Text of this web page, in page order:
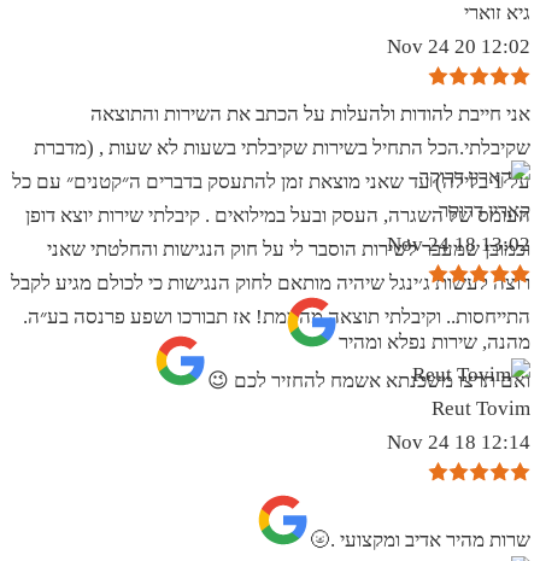
גיא זוארי
12:02 20 Nov 24
אני חייבת להודות ולהעלות על הכתב את השירות והתוצאה
שקיבלתי.הכל התחיל בשירות שקיבלתי בשעות לא שעות , (מדברת
על 1 בלילה) עד שאני מוצאת זמן להתעסק בדברים ה״קטנים״ עם כל
העומס של השגרה, העסק ובעל במילואים . קיבלתי שירות יוצא דופן
וכמובן שמעבר לשירות הוסבר לי על חוק הנגישות והחלטתי שאני
רוצה לעשות ג׳ינגל שיהיה מותאם לחוק הנגישות כי לכולם מגיע לקבל
התייחסות.. וקיבלתי תוצאה מהממת! אז תבורכו ושפע פרנסה בע״ה.
ואם תרצו משכנתא אשמח להחזיר לכם 😉
קארין דרוקר
13:02 18 Nov 24
מהנה, שירות נפלא ומהיר
Reut Tovim
12:14 18 Nov 24
שרות מהיר אדיב ומקצועי .🌝